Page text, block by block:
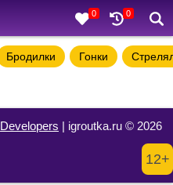
0 0
Бродилки Гонки
Developers | igroutka.ru © 2026
12+